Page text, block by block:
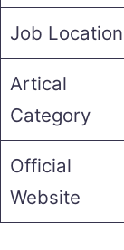
Job Location
Artical
Category
Official
Website